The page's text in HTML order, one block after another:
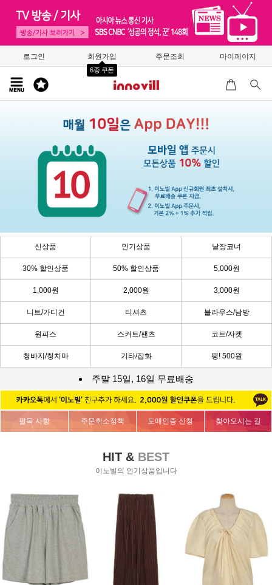
로그인 회원가입
6종 쿠폰
주문조회 마이페이지
신상품 인기상품 낱장코너
30% 할인상품 50% 할인상품 5,000원
1,000원 2,000원 3,000원
니트/가디건 티셔츠 블라우스/남방
원피스 스커트/팬츠 코트/자켓
청바지/청치마 기타/잡화 땡! 500원
주말 15일, 16일 무료배송
필독 사항 주문취소정책 도매인증 신청 찾아오시는 길
HIT & BEST
이노빌의 인기상품입니다